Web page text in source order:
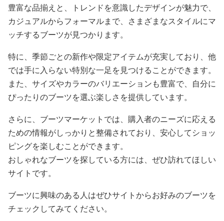
豊富な品揃えと、トレンドを意識したデザインが魅力で、
カジュアルからフォーマルまで、さまざまなスタイルにマ
ッチするブーツが見つかります。
特に、季節ごとの新作や限定アイテムが充実しており、他
では手に入らない特別な一足を見つけることができます。
また、サイズやカラーのバリエーションも豊富で、自分に
ぴったりのブーツを選ぶ楽しさを提供しています。
さらに、ブーツマーケットでは、購入者のニーズに応える
ための情報がしっかりと整備されており、安心してショッ
ピングを楽しむことができます。
おしゃれなブーツを探している方には、ぜひ訪れてほしい
サイトです。
ブーツに興味のある人はぜひサイトからお好みのブーツを
チェックしてみてください。